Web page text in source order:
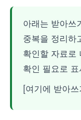
아래는 받아쓰
중복을 정리하
확인할 자료로
확인 필요로
[여기에 받아